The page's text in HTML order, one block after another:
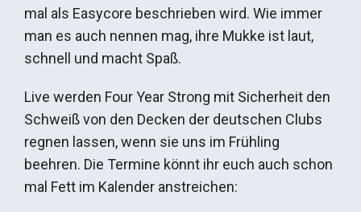
mal als Easycore beschrieben wird. Wie immer
man es auch nennen mag, ihre Mukke ist laut,
schnell und macht Spaß.
Live werden Four Year Strong mit Sicherheit den
Schweiß von den Decken der deutschen Clubs
regnen lassen, wenn sie uns im Frühling
beehren. Die Termine könnt ihr euch auch schon
mal Fett im Kalender anstreichen: